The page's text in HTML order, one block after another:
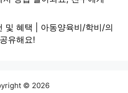
및 혜택 | 아동양육비/학비/의
유해요!
© 2026